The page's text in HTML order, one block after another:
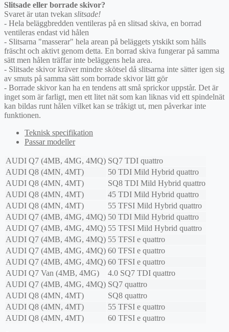
Slitsade eller borrade skivor?
Svaret är utan tvekan slitsade!
- Hela beläggbredden ventileras på en slitsad skiva, en borrad
ventileras endast vid hålen
- Slitsarna "masserar" hela arean på beläggets ytskikt som hålls
fräscht och aktivt genom detta. En borrad skiva fungerar på samma
sätt men hålen träffar inte beläggens hela area.
- Slitsade skivor kräver mindre skötsel då slitsarna inte sätter igen sig
av smuts på samma sätt som borrade skivor lätt gör
- Borrade skivor kan ha en tendens att små sprickor uppstår. Det är
inget som är farligt, men ett litet nät som kan liknas vid ett spindelnät
kan bildas runt hålen vilket kan se tråkigt ut, men påverkar inte
funktionen.
Teknisk specifikation
Passar modeller
AUDI Q7 (4MB, 4MG, 4MQ) SQ7 TDI quattro
AUDI Q8 (4MN, 4MT)
50 TDI Mild Hybrid quattro
AUDI Q8 (4MN, 4MT)
SQ8 TDI Mild Hybrid quattro
AUDI Q8 (4MN, 4MT)
45 TDI Mild Hybrid quattro
AUDI Q8 (4MN, 4MT)
55 TFSI Mild Hybrid quattro
AUDI Q7 (4MB, 4MG, 4MQ) 50 TDI Mild Hybrid quattro
AUDI Q7 (4MB, 4MG, 4MQ) 55 TFSI Mild Hybrid quattro
AUDI Q7 (4MB, 4MG, 4MQ) 55 TFSI e quattro
AUDI Q7 (4MB, 4MG, 4MQ) 60 TFSI e quattro
AUDI Q7 (4MB, 4MG, 4MQ) 60 TFSI e quattro
AUDI Q7 Van (4MB, 4MG)
4.0 SQ7 TDI quattro
AUDI Q7 (4MB, 4MG, 4MQ) SQ7 quattro
AUDI Q8 (4MN, 4MT)
SQ8 quattro
AUDI Q8 (4MN, 4MT)
55 TFSI e quattro
AUDI Q8 (4MN, 4MT) 60 TFSI e quattro